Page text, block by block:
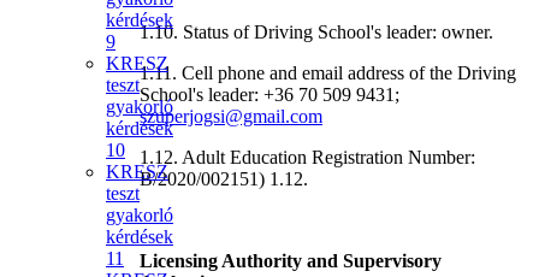
1.10. Status of Driving School's leader: owner.
1.11. Cell phone and email address of the Driving
School's leader: +36 70 509 9431;
szuperjogsi@gmail.com
1.12. Adult Education Registration Number:
B/2020/002151) 1.12.
Licensing Authority and Supervisory
kérdések
9
KRESZ
teszt
gyakorló
kérdések
10
KRESZ
teszt
gyakorló
kérdések
11